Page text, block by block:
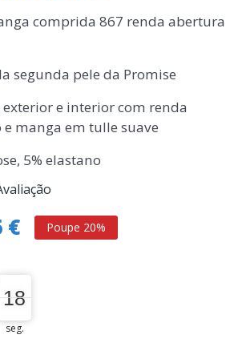
comprida 867 renda abertura
segunda pele da Promise
e interior com renda
manga em tulle suave
5% elastano
€ Poupe 20%
17
18
seg.